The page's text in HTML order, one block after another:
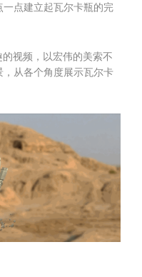
点建立起瓦尔卡瓶的完
视频，以宏伟的美索不
从各个角度展示瓦尔卡